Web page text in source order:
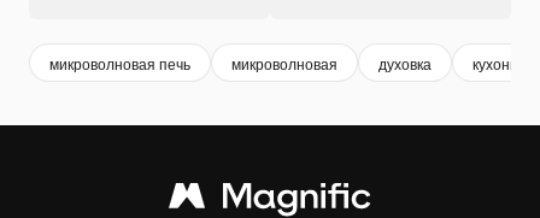
микроволновая печь микроволновая духовка кухонная